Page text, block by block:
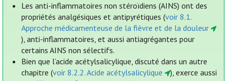
Les anti-inflammatoires non stéroïdiens (AINS) ont des
propriétés analgésiques et antipyrétiques (voir 8.1.
Approche médicamenteuse de la fièvre et de la douleur
), anti-inflammatoires, et aussi antiagrégantes pour
certains AINS non sélectifs.
Bien que l’acide acétylsalicylique, discuté dans un autre
chapitre (voir 8.2.2. Acide acétylsalicylique
), exerce aussi